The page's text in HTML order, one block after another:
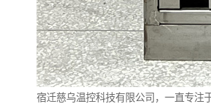
宿迁慈乌温控科技有限公司，一直专注